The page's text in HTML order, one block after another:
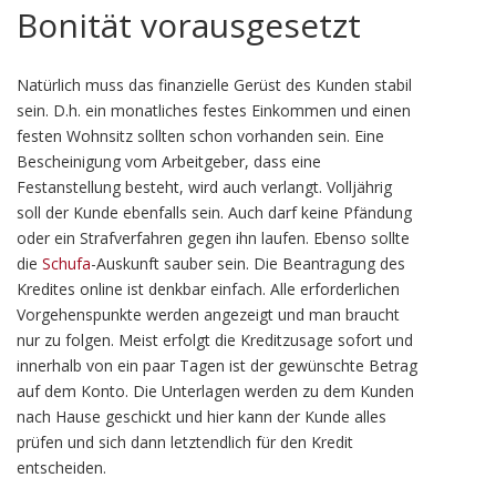
Bonität vorausgesetzt
Natürlich muss das finanzielle Gerüst des Kunden stabil
sein. D.h. ein monatliches festes Einkommen und einen
festen Wohnsitz sollten schon vorhanden sein. Eine
Bescheinigung vom Arbeitgeber, dass eine
Festanstellung besteht, wird auch verlangt. Volljährig
soll der Kunde ebenfalls sein. Auch darf keine Pfändung
oder ein Strafverfahren gegen ihn laufen. Ebenso sollte
die Schufa-Auskunft sauber sein. Die Beantragung des
Kredites online ist denkbar einfach. Alle erforderlichen
Vorgehenspunkte werden angezeigt und man braucht
nur zu folgen. Meist erfolgt die Kreditzusage sofort und
innerhalb von ein paar Tagen ist der gewünschte Betrag
auf dem Konto. Die Unterlagen werden zu dem Kunden
nach Hause geschickt und hier kann der Kunde alles
prüfen und sich dann letztendlich für den Kredit
entscheiden.